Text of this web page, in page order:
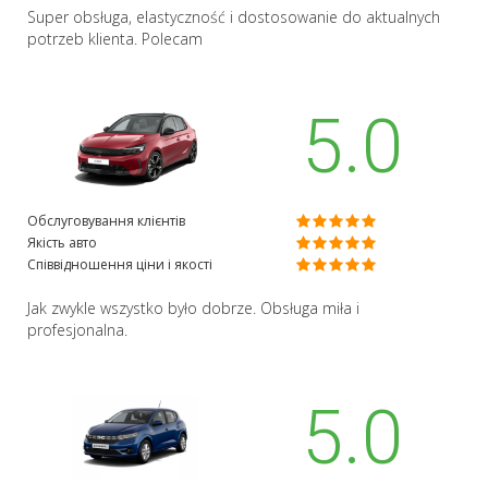
Super obsługa, elastyczność i dostosowanie do aktualnych
potrzeb klienta. Polecam
5.0
Обслуговування клієнтів
Якість авто
Співвідношення ціни і якості
Jak zwykle wszystko było dobrze. Obsługa miła i
profesjonalna.
5.0